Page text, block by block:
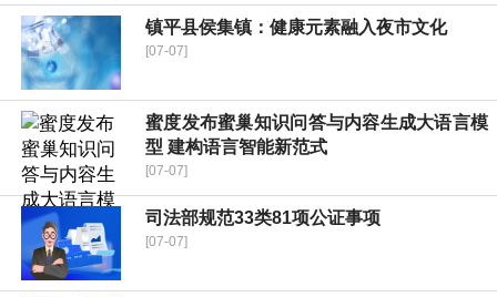
镇平县侯集镇：健康元素融入夜市文化
[07-07]
蜜度发布蜜巢知识问答与内容生成大语言模
型 建构语言智能新范式
[07-07]
司法部规范33类81项公证事项
[07-07]